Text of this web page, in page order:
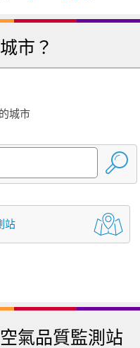
市？
城市
站
氣品質監測站